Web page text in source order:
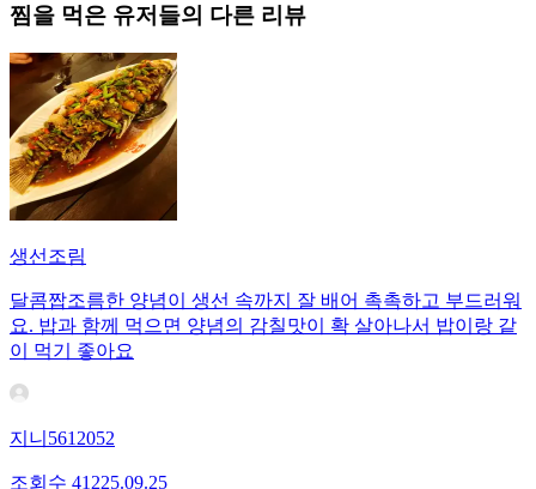
찜을 먹은 유저들의 다른 리뷰
생선조림
달콤짭조름한 양념이 생선 속까지 잘 배어 촉촉하고 부드러워
요. 밥과 함께 먹으면 양념의 감칠맛이 확 살아나서 밥이랑 같
이 먹기 좋아요
지니5612052
조회수 41225.09.25